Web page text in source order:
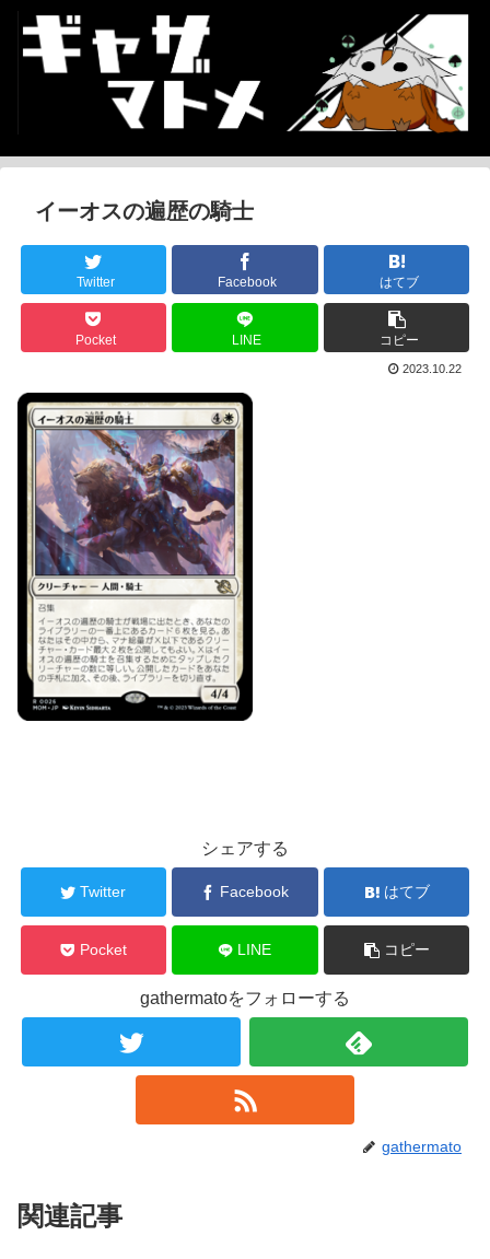
イーオスの遍歴の騎士
Twitter Facebook はてブ
Pocket LINE コピー
2023.10.22
シェアする
Twitter Facebook はてブ
Pocket LINE コピー
gathermatoをフォローする
gathermato
関連記事